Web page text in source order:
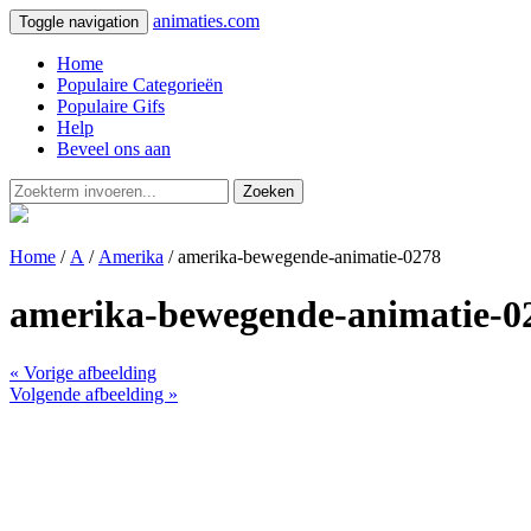
Toggle navigation animaties.com
Home
Populaire Categorieën
Populaire Gifs
Help
Beveel ons aan
Zoeken
Home / A / Amerika / amerika-bewegende-animatie-0278
amerika-bewegende-animatie-
« Vorige afbeelding
Volgende afbeelding »